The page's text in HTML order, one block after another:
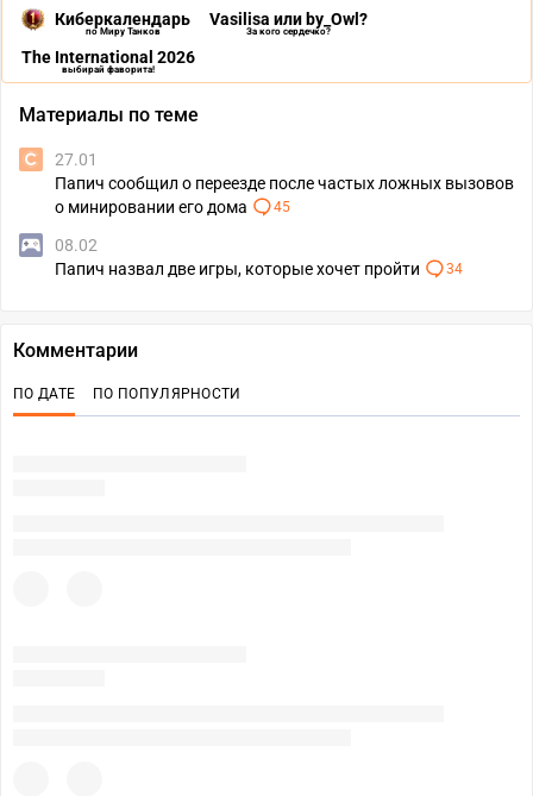
Киберкалендарь
по Миру Танков
Vasilisa или by_Owl?
За кого сердечко?
The International 2026
выбирай фаворита!
Материалы по теме
27.01
Папич сообщил о переезде после частых ложных вызовов
о минировании его дома
45
08.02
Папич назвал две игры, которые хочет пройти
34
Комментарии
ПО ДАТЕ ПО ПОПУЛЯРНОСТИ